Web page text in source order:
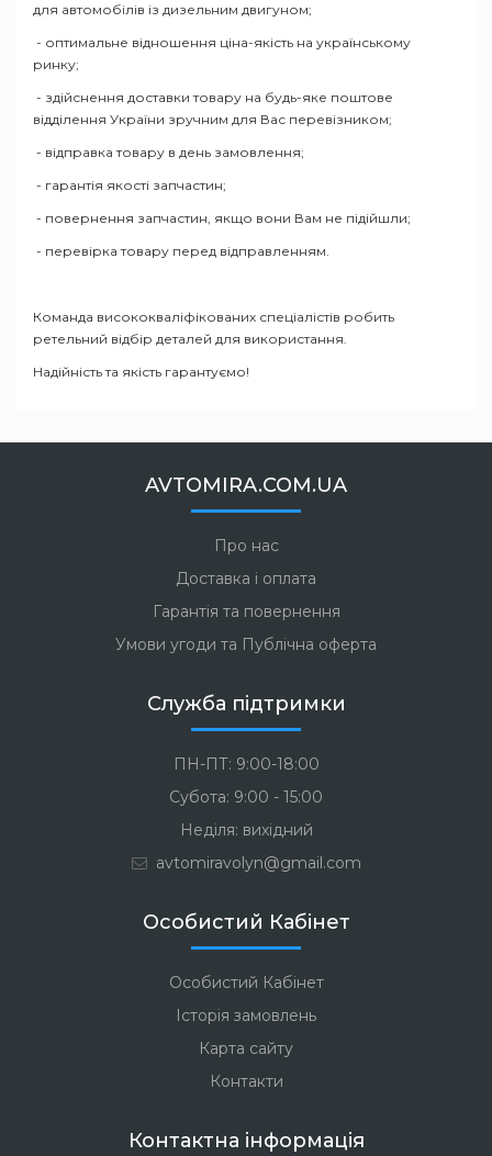
для автомобілів із дизельним двигуном;
- оптимальне відношення ціна-якість на українському
ринку;
- здійснення доставки товару на будь-яке поштове
відділення України зручним для Вас перевізником;
- відправка товару в день замовлення;
- гарантія якості запчастин;
- повернення запчастин, якщо вони Вам не підійшли;
- перевірка товару перед відправленням.
Команда висококваліфікованих спеціалістів робить
ретельний відбір деталей для використання.
Надійність та якість гарантуємо!
AVTOMIRA.COM.UA
Про нас
Доставка і оплата
Гарантія та повернення
Умови угоди та Публічна оферта
Служба підтримки
ПН-ПТ: 9:00-18:00
Субота: 9:00 - 15:00
Неділя: вихідний
avtomiravolyn@gmail.com
Особистий Кабінет
Особистий Кабінет
Історія замовлень
Карта сайту
Контакти
Контактна інформація